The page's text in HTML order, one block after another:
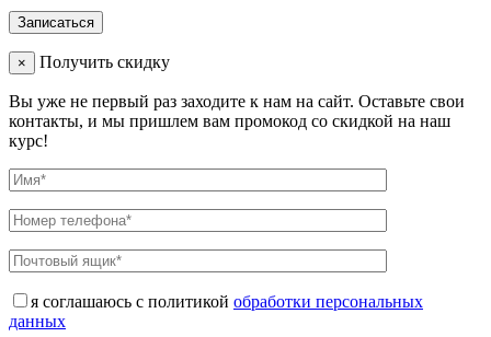
× Получить скидку
Вы уже не первый раз заходите к нам на сайт. Оставьте свои
контакты, и мы пришлем вам промокод со скидкой на наш
курс!
я соглашаюсь с политикой обработки персональных
данных